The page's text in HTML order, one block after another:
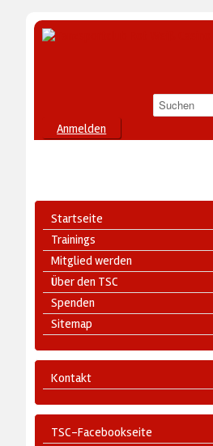
Anmelden
Startseite
Trainings
Mitglied werden
Über den TSC
Spenden
Sitemap
Kontakt
TSC-Facebookseite